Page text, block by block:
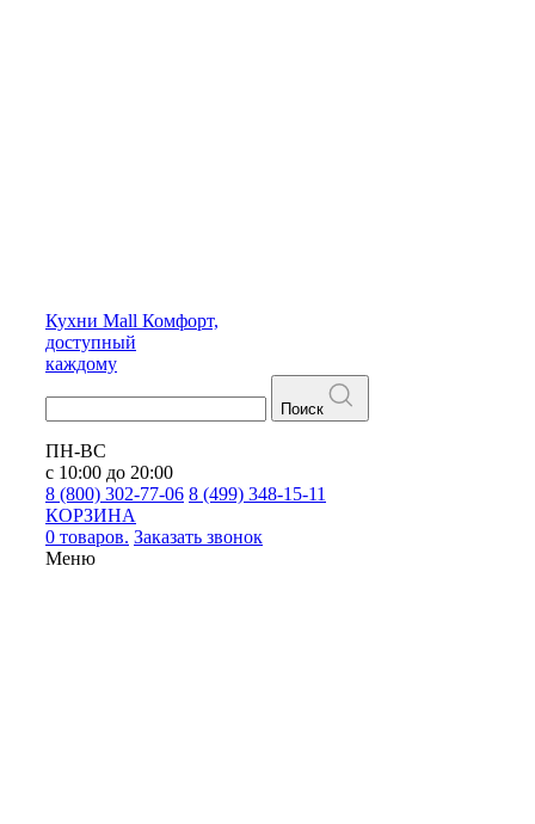
Кухни Mall Комфорт,
доступный
каждому
Поиск
ПН-ВС
с 10:00 до 20:00
8 (800) 302-77-06 8 (499) 348-15-11
КОРЗИНА
0 товаров. Заказать звонок
Меню